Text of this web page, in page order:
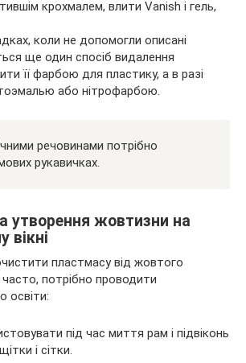
крохмалем, влити Vanish і гель,
коли не допомогли описані
ще один спосіб видалення
її фарбою для пластику, а в разі
або нітрофарбою.
речовинами потрібно
рукавичках.
утворення жовтизни на
вікні
пластмасу від жовтого
потрібно проводити
освіти:
під час миття рам і підвіконь
і сітки.